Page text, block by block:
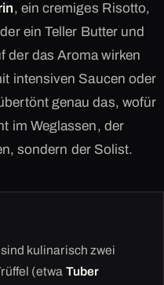
, ein cremiges Risotto,
ein Teller Butter und
der das Aroma wirken
intensiven Saucen oder
genau das, wofür
im Weglassen, der
sondern der Solist.
kulinarisch zwei
(etwa Tuber